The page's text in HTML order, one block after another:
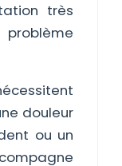
très
douleur
ou un